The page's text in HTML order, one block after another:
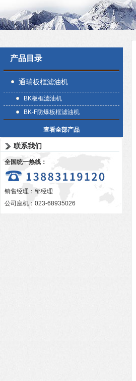
产品目录
通瑞板框滤油机
BK板框滤油机
BK-F防爆板框滤油机
查看全部产品
联系我们
全国统一热线：
销售经理：邹经理
公司座机：023-68935026